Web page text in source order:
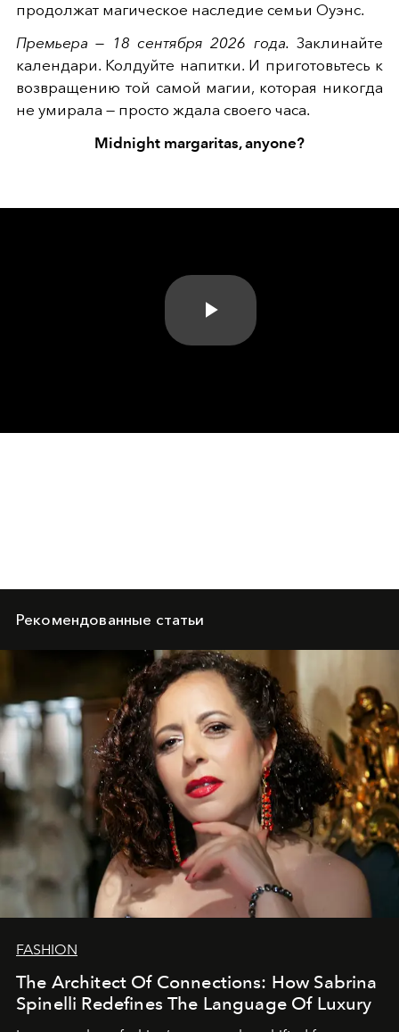
продолжат магическое наследие семьи Оуэнс.
Премьера — 18 сентября 2026 года. Заклинайте
календари. Колдуйте напитки. И приготовьтесь к
возвращению той самой магии, которая никогда
не умирала — просто ждала своего часа.
Midnight margaritas, anyone?
Play
Рекомендованные статьи
FASHION
The Architect Of Connections: How Sabrina
Spinelli Redefines The Language Of Luxury